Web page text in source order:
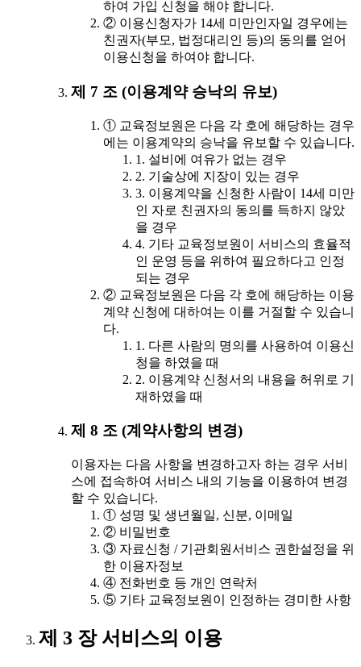
하여 가입 신청을 해야 합니다.
② 이용신청자가 14세 미만인자일 경우에는
친권자(부모, 법정대리인 등)의 동의를 얻어
이용신청을 하여야 합니다.
제 7 조 (이용계약 승낙의 유보)
① 교육정보원은 다음 각 호에 해당하는 경우
에는 이용계약의 승낙을 유보할 수 있습니다.
1. 설비에 여유가 없는 경우
2. 기술상에 지장이 있는 경우
3. 이용계약을 신청한 사람이 14세 미만
인 자로 친권자의 동의를 득하지 않았
을 경우
4. 기타 교육정보원이 서비스의 효율적
인 운영 등을 위하여 필요하다고 인정
되는 경우
② 교육정보원은 다음 각 호에 해당하는 이용
계약 신청에 대하여는 이를 거절할 수 있습니
다.
1. 다른 사람의 명의를 사용하여 이용신
청을 하였을 때
2. 이용계약 신청서의 내용을 허위로 기
재하였을 때
제 8 조 (계약사항의 변경)
이용자는 다음 사항을 변경하고자 하는 경우 서비
스에 접속하여 서비스 내의 기능을 이용하여 변경
할 수 있습니다.
① 성명 및 생년월일, 신분, 이메일
② 비밀번호
③ 자료신청 / 기관회원서비스 권한설정을 위
한 이용자정보
④ 전화번호 등 개인 연락처
⑤ 기타 교육정보원이 인정하는 경미한 사항
제 3 장 서비스의 이용